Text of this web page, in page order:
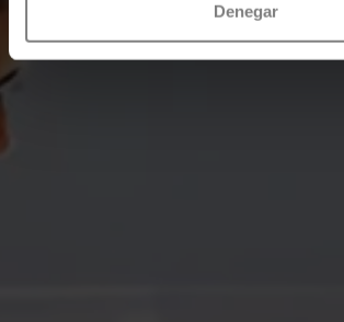
Denegar